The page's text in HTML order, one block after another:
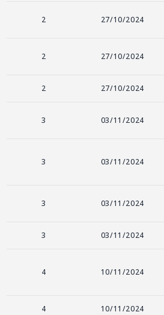
2 27/10/2024
2 27/10/2024
2 27/10/2024
3 03/11/2024
3 03/11/2024
3 03/11/2024
3 03/11/2024
4 10/11/2024
4 10/11/2024